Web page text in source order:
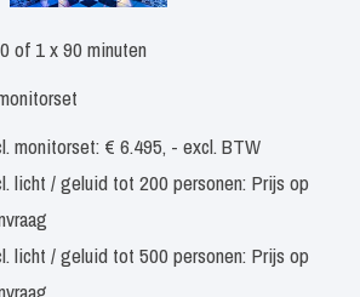
of 1 x 90 minuten
monitorset: € 6.495, - excl. BTW
licht / geluid tot 200 personen: Prijs op
licht / geluid tot 500 personen: Prijs op